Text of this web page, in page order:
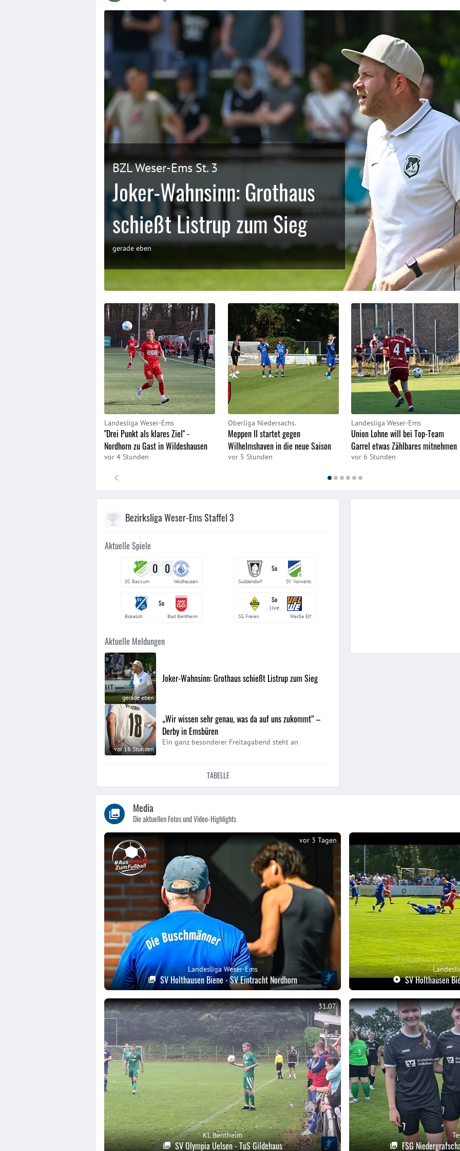
BZL Weser-Ems St. 3
Joker-Wahnsinn: Grothaus
schießt Listrup zum Sieg
gerade eben
Landesliga Weser-Ems
"Drei Punkt als klares Ziel" -
Nordhorn zu Gast in Wildeshausen
vor 4 Stunden
Oberliga Niedersachs.
Meppen II startet gegen
Wilhelmshaven in die neue Saison
vor 5 Stunden
Landesliga Weser-Ems
Union Lohne will bei Top-Team
Garrel etwas Zählbares mitnehmen
vor 6 Stunden
Bezirksliga Weser-Ems Staffel 3
Aktuelle Spiele
0 0
SC Baccum Veldhausen
So
II
Suddendorf SV Vorwärts
So
Bokeloh Bad Bentheim
So
live
SG Freren Weiße Elf
Aktuelle Meldungen
gerade eben
Joker-Wahnsinn: Grothaus schießt Listrup zum Sieg
vor 16 Stunden
„Wir wissen sehr genau, was da auf uns zukommt“ –
Derby in Emsbüren
Ein ganz besonderer Freitagabend steht an
TABELLE
Media
Die aktuellen Fotos und Video-Highlights
vor 3 Tagen
Landesliga Weser-Ems
SV Holthausen Biene - SV Eintracht Nordhorn SV Holthausen
31.07.
KL Bentheim
SV Olympia Uelsen - TuS Gildehaus FSG